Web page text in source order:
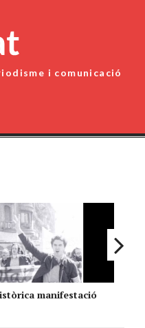
i comunicació
manifestació